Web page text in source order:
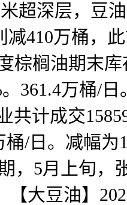
超深层，豆
410万桶，
棕榈油期末
361.4万桶/日
计成交
/日。减幅为
，5月上旬，
大豆油】